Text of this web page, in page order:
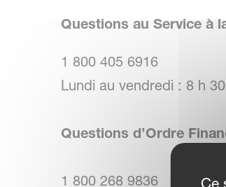
Questions au Service à
1 800 405 6916
Lundi au vendredi : 8 h
Questions d’Ordre
1 800 268 9836
Ce